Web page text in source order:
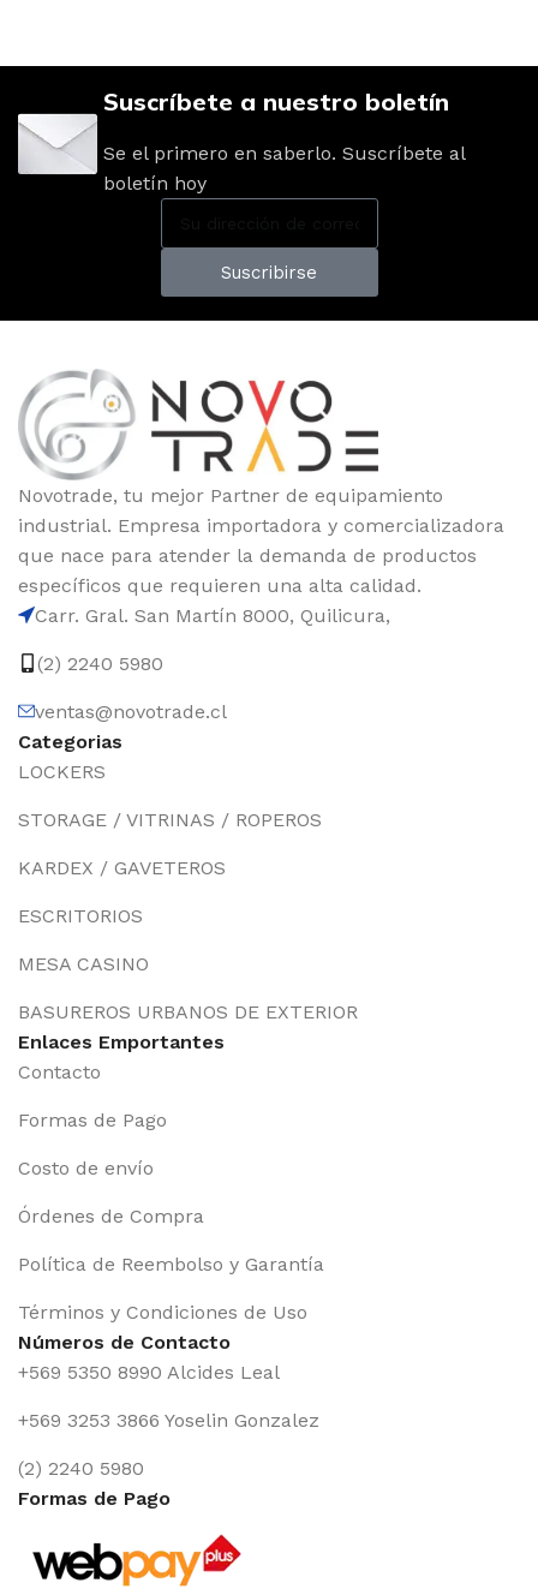
Suscríbete a nuestro boletín
Se el primero en saberlo. Suscríbete al
boletín hoy
Suscribirse
Novotrade, tu mejor Partner de equipamiento
industrial. Empresa importadora y comercializadora
que nace para atender la demanda de productos
específicos que requieren una alta calidad.
Carr. Gral. San Martín 8000, Quilicura,
(2) 2240 5980
ventas@novotrade.cl
Categorias
LOCKERS
STORAGE / VITRINAS / ROPEROS
KARDEX / GAVETEROS
ESCRITORIOS
MESA CASINO
BASUREROS URBANOS DE EXTERIOR
Enlaces Emportantes
Contacto
Formas de Pago
Costo de envío
Órdenes de Compra
Política de Reembolso y Garantía
Términos y Condiciones de Uso
Números de Contacto
+569 5350 8990 Alcides Leal
+569 3253 3866 Yoselin Gonzalez
(2) 2240 5980
Formas de Pago